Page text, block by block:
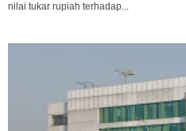
nilai tukar rupiah terhadap...